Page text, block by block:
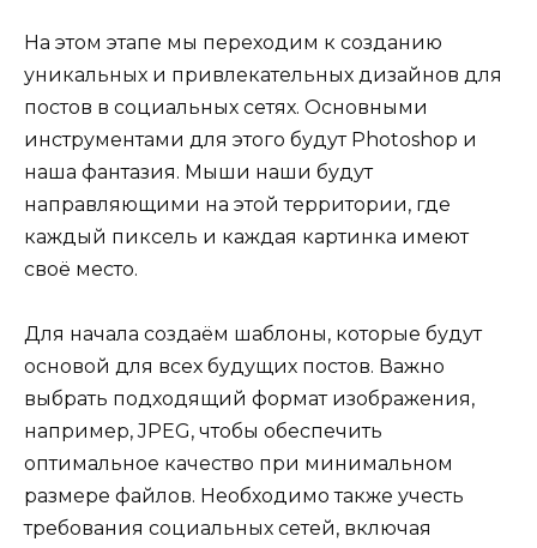
На этом этапе мы переходим к созданию
уникальных и привлекательных дизайнов для
постов в социальных сетях. Основными
инструментами для этого будут Photoshop и
наша фантазия. Мыши наши будут
направляющими на этой территории, где
каждый пиксель и каждая картинка имеют
своё место.
Для начала создаём шаблоны, которые будут
основой для всех будущих постов. Важно
выбрать подходящий формат изображения,
например, JPEG, чтобы обеспечить
оптимальное качество при минимальном
размере файлов. Необходимо также учесть
требования социальных сетей, включая